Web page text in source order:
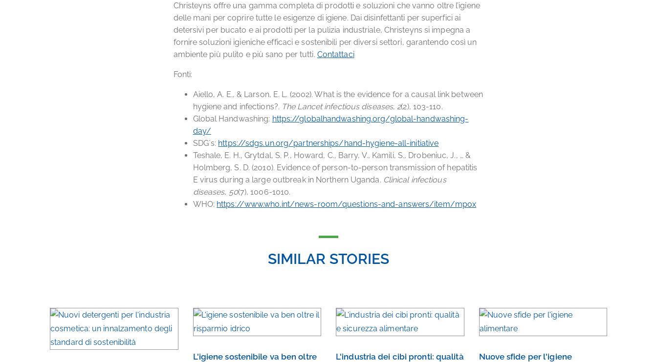
Christeyns offre una gamma completa di prodotti e soluzioni che vanno oltre l’igiene
delle mani per coprire tutte le esigenze di igiene. Dai disinfettanti per superfici ai
detersivi per bucato e ai prodotti per la pulizia industriale, Christeyns si impegna a
fornire soluzioni igieniche efficaci e sostenibili per diversi settori, garantendo così un
ambiente più pulito e più sano per tutti. Contattaci
Fonti:
Aiello, A. E., & Larson, E. L. (2002). What is the evidence for a causal link between
hygiene and infections?. The Lancet infectious diseases, 2(2), 103-110.
Global Handwashing: https://globalhandwashing.org/global-handwashing-
day/
SDG´s: https://sdgs.un.org/partnerships/hand-hygiene-all-initiative
Teshale, E. H., Grytdal, S. P., Howard, C., Barry, V., Kamili, S., Drobeniuc, J., … &
Holmberg, S. D. (2010). Evidence of person-to-person transmission of hepatitis
E virus during a large outbreak in Northern Uganda. Clinical infectious
diseases, 50(7), 1006-1010.
WHO: https://www.who.int/news-room/questions-and-answers/item/mpox
SIMILAR STORIES
L'igiene sostenibile va ben oltre
L'industria dei cibi pronti: qualità
Nuove sfide per l'igiene